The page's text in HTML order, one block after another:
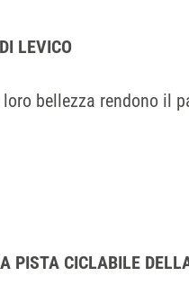
LEVICO
bellezza rendono il
PISTA CICLABILE